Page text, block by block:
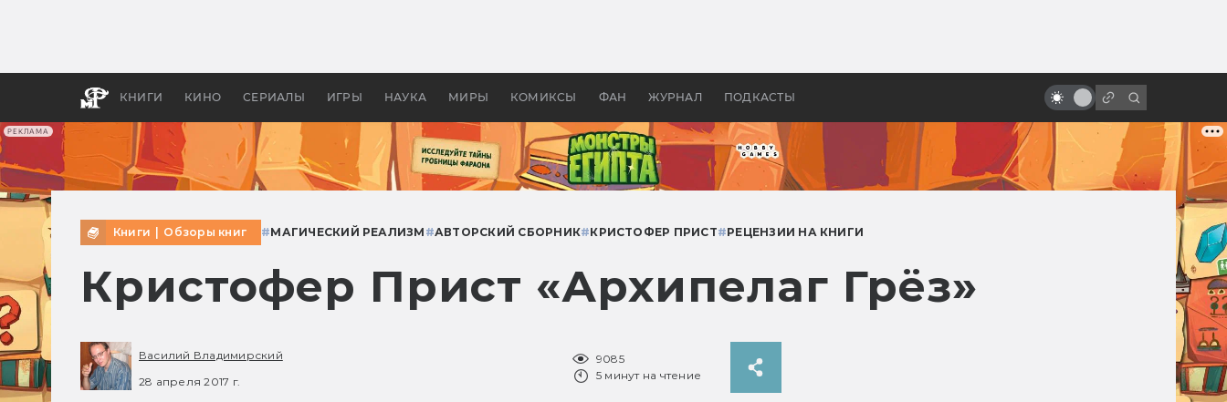
РЕКЛАМА
КНИГИ КИНО СЕРИАЛЫ ИГРЫ НАУКА МИРЫ КОМИКСЫ ФАН ЖУРНАЛ ПОДКАСТЫ
апокалипсис, в России —
бы «Властелина колец»
Нолана и его фильмы
Книги Обзоры книг #МАГИЧЕСКИЙ РЕАЛИЗМ #АВТОРСКИЙ СБОРНИК#КРИСТОФЕР ПРИСТ#РЕЦЕНЗИИ НА КНИГИ
Кристофер Прист «Архипелаг Грёз»
Василий Владимирский
28 апреля 2017 г.
9085
5 минут на чтение